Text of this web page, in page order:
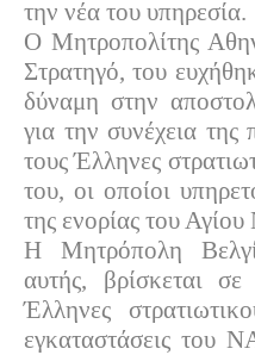
την νέα του υπηρεσία.
Ο Μητροπολίτης
Στρατηγό, του
δύναμη στην
για την συνέχεια της
τους Έλληνες
του, οι οποίοι
της ενορίας του
Η Μητρόπολη
αυτής, βρίσκεται
Έλληνες
εγκαταστάσεις του